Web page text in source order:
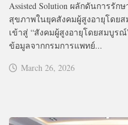
Assisted Solution ผลักดันการรั
สุขภาพในยุคสังคมผู้สูงอายุโดย
เข้าสู่ “สังคมผู้สูงอายุโดยสมบูรณ์
ข้อมูลจากกรมการแพทย์...
March 26, 2026